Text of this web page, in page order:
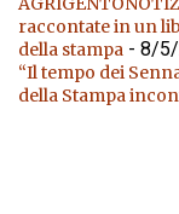
raccontate in un
della stampa - 8/
“Il tempo dei
della Stampa